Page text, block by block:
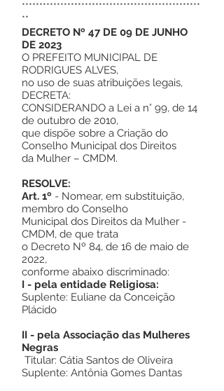
***************************************************
**
DECRETO Nº 47 DE 09 DE JUNHO
DE 2023
O PREFEITO MUNICIPAL DE
RODRIGUES ALVES,
no uso de suas atribuições legais,
DECRETA:
CONSIDERANDO a Lei a n° 99, de 14
de outubro de 2010,
que dispõe sobre a Criação do
Conselho Municipal dos Direitos
da Mulher – CMDM.
RESOLVE:
Art. 1º - Nomear, em substituição,
membro do Conselho
Municipal dos Direitos da Mulher -
CMDM, de que trata
o Decreto Nº 84, de 16 de maio de
2022,
conforme abaixo discriminado:
I - pela entidade Religiosa:
Suplente: Euliane da Conceição
Plácido
II - pela Associação das Mulheres
Negras
Titular: Cátia Santos de Oliveira
Suplente: Antônia Gomes Dantas